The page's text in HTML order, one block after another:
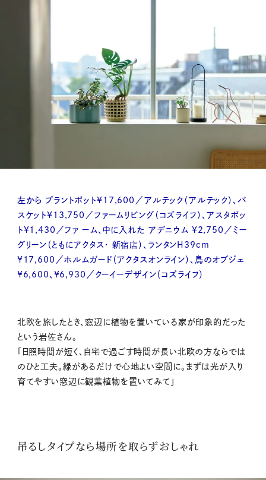
左から プラントポット¥17,600／アルテック（アルテック）、バ
スケット¥13,750／ファームリビング（コズライフ）、アスタポッ
ト¥1,430／ファ ーム、中に入れた アデニウム ¥2,750／ミー
グリーン（ともにアクタス・ 新宿店）、ランタンH39cm
¥17,600／ホルムガード（アクタスオンライン）、鳥のオブジェ
¥6,600、¥6,930／クーイーデザイン（コズライフ）
北欧を旅したとき、窓辺に植物を置いている家が印象的だった
という岩佐さん。
「日照時間が短く、自宅で過ごす時間が長い北欧の方ならでは
のひと工夫。緑があるだけで心地よい空間に。まずは光が入り
育てやすい窓辺に観葉植物を置いてみて」
吊るしタイプなら場所を取らずおしゃれ